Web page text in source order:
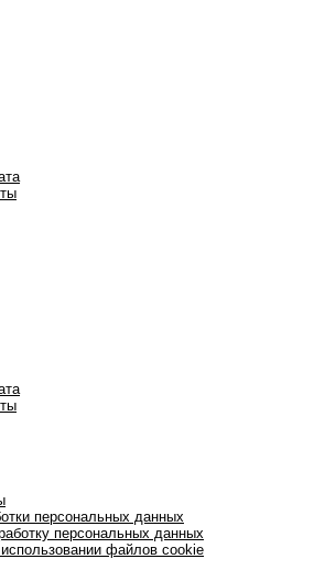
персональных данных
персональных данных
файлов cookie